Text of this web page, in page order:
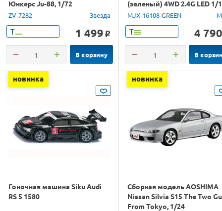
Юнкерс Ju-88, 1/72
ZV-7282 Звезда
Т 1 499 o
В корзину
(зеленый) 4WD 2.4G LED 1/
RTR
MJX-16108-GREEN
Т 4 790
В
новинка
Гоночная машина Siku Audi
RS 5 1580
новинка
Сборная модель AOSHIMA
Nissan Silvia S15 The Two
From Tokyo, 1/24